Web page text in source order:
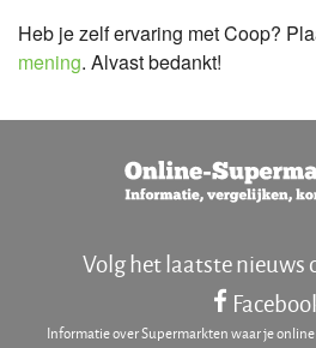
Heb je zelf ervaring met Coop?
mening. Alvast bedankt!
Volg het laatste nieuws
Informatie over Supermarkten waar je